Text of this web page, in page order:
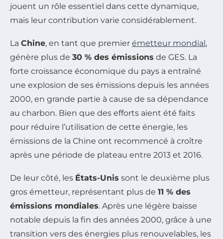
jouent un rôle essentiel dans cette dynamique,
mais leur contribution varie considérablement.
La Chine, en tant que premier émetteur mondial,
génère plus de 30 % des émissions de GES. La
forte croissance économique du pays a entraîné
une explosion de ses émissions depuis les années
2000, en grande partie à cause de sa dépendance
au charbon. Bien que des efforts aient été faits
pour réduire l’utilisation de cette énergie, les
émissions de la Chine ont recommencé à croître
après une période de plateau entre 2013 et 2016.
De leur côté, les États-Unis sont le deuxième plus
gros émetteur, représentant plus de 11 % des
émissions mondiales. Après une légère baisse
notable depuis la fin des années 2000, grâce à une
transition vers des énergies plus renouvelables, les